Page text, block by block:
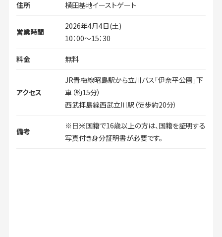
住所 横田基地イーストゲート
営業時間
2026年4月4日(土)
10：00～15：30
料金 無料
アクセス
JR青梅線昭島駅から立川バス「伊奈平公園」下
車（約15分）
西武拝島線西武立川駅（徒歩約20分）
備考
※日米国籍で16歳以上の方は、国籍を証明する
写真付き身分証明書が必要です。